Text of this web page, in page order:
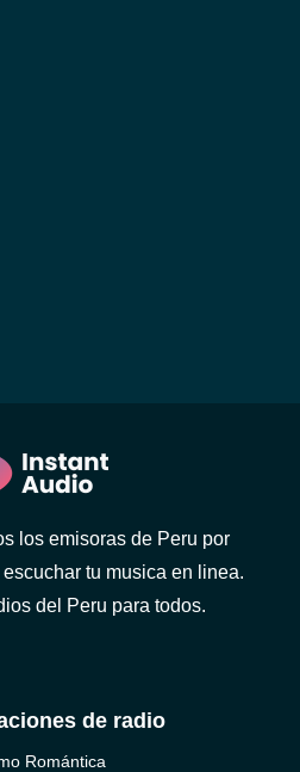
los emisoras de Peru por
tu musica en linea.
del Peru para todos.
de radio
Romántica